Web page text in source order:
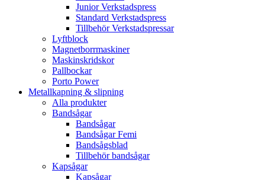
Junior Verkstadspress
Standard Verkstadspress
Tillbehör Verkstadspressar
Lyftblock
Magnetborrmaskiner
Maskinskridskor
Pallbockar
Porto Power
Metallkapning & slipning
Alla produkter
Bandsågar
Bandsågar
Bandsågar Femi
Bandsågsblad
Tillbehör bandsågar
Kapsågar
Kapsågar